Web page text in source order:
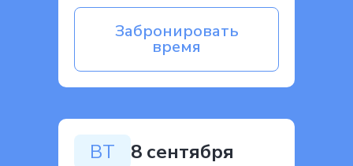
Забронировать
время
ВТ 8 сентября
© 2025 г. Социальная школа
Designed and developed by VitaliSP
Политика конфиденциональности